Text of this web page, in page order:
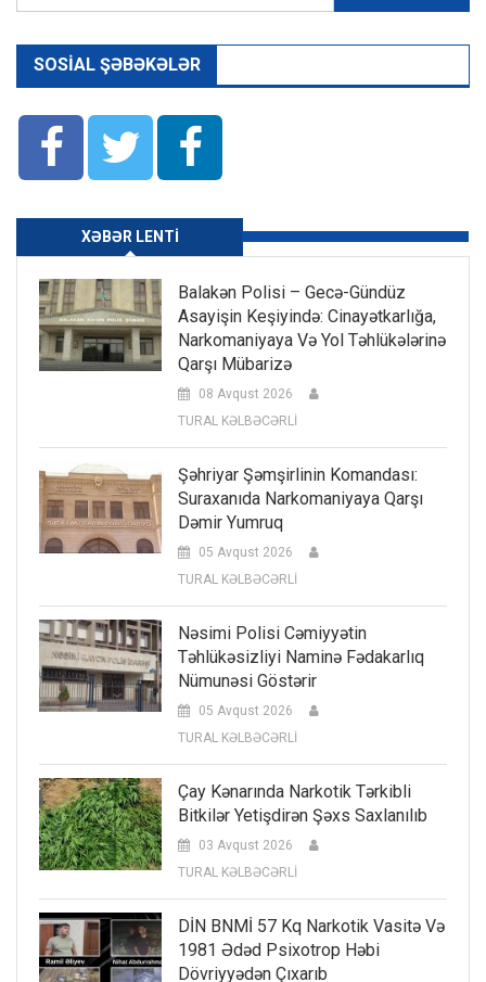
SOSIAL ŞƏBƏKƏLƏR
XƏBƏR LENTI
Balakən Polisi – Gecə-Gündüz
Asayişin Keşiyində: Cinayətkarlığa,
Narkomaniyaya Və Yol Təhlükələrinə
Qarşı Mübarizə
08 Avqust 2026
TURAL KƏLBƏCƏRLİ
Şəhriyar Şəmşirlinin Komandası:
Suraxanıda Narkomaniyaya Qarşı
Dəmir Yumruq
05 Avqust 2026
TURAL KƏLBƏCƏRLİ
Nəsimi Polisi Cəmiyyətin
Təhlükəsizliyi Naminə Fədakarlıq
Nümunəsi Göstərir
05 Avqust 2026
TURAL KƏLBƏCƏRLİ
Çay Kənarında Narkotik Tərkibli
Bitkilər Yetişdirən Şəxs Saxlanılıb
03 Avqust 2026
TURAL KƏLBƏCƏRLİ
DİN BNMİ 57 Kq Narkotik Vasitə Və
1981 Ədəd Psixotrop Həbi
Dövriyyədən Çıxarıb